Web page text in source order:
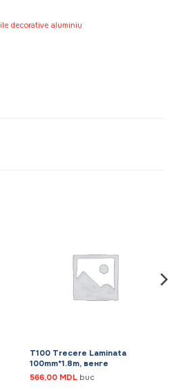
decorative aluminiu
T100 Trecere Laminata
100mm*1.8m, венге
566,00 MDL buc